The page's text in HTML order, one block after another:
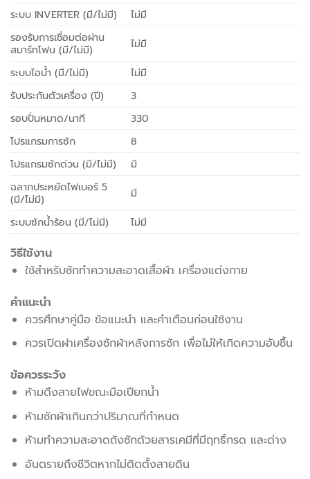
ระบบ INVERTER (มี/ไม่มี)
ไม่มี
รองรับการเชื่อมต่อผ่าน
สมาร์ทโฟน (มี/ไม่มี)
ไม่มี
ระบบไอน้ำ (มี/ไม่มี)
ไม่มี
รับประกันตัวเครื่อง (ปี)
3
รอบปั่นหมาด/นาที
330
โปรแกรมการซัก
8
โปรแกรมซักด่วน (มี/ไม่มี)
มี
ฉลากประหยัดไฟเบอร์ 5
(มี/ไม่มี)
มี
ระบบซักน้ำร้อน (มี/ไม่มี)
ไม่มี
วิธีใช้งาน
ใช้สำหรับซักทำความสะอาดเสื้อผ้า เครื่องแต่งกาย
คำแนะนำ
ควรศึกษาคู่มือ ข้อแนะนำ และคำเตือนก่อนใช้งาน
ควรเปิดฝาเครื่องซักผ้าหลังการซัก เพื่อไม่ให้เกิดความอับชื้น
ข้อควรระวัง
ห้ามดึงสายไฟขณะมือเปียกน้ำ
ห้ามซักผ้าเกินกว่าปริมาณที่กำหนด
ห้ามทำความสะอาดถังซักด้วยสารเคมีที่มีฤทธิ์กรด และด่าง
อันตรายถึงชีวิตหากไม่ติดตั้งสายดิน